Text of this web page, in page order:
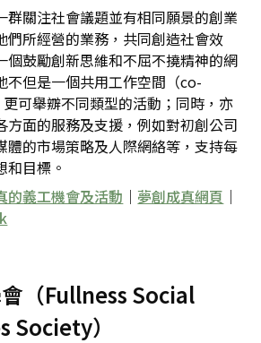
群關注社會議題並有相同願景的創業
們所經營的業務，共同創造社會效
個鼓勵創新思維和不屈不撓精神的網
不但是一個共用工作空間（co-
可舉辧不同類型的活動；同時，亦
方面的服務及支援，例如對初創公司
體的市場策略及人際網絡等，支持每
和目標。
的義工機會及活動 ｜ 夢創成真網頁 ｜
（Fullness Social
Society）